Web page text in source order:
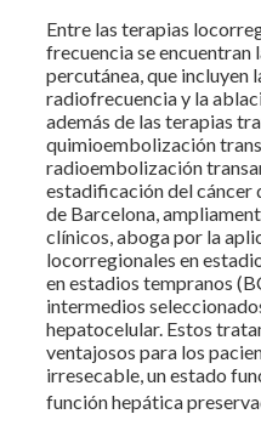
Entre las terapias
frecuencia se encuentran
percutánea, que incluyen
radiofrecuencia y la
además de las terapias
quimioembolización
radioembolización
estadificación del cáncer
de Barcelona,
clínicos, aboga por la
locorregionales en
en estadios tempranos
intermedios
hepatocelular. Estos
ventajosos para los
irresecable, un estado
función hepática